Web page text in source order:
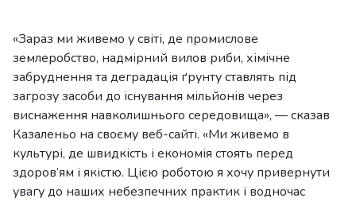
«Зараз ми живемо у світі, де промислове
землеробство, надмірний вилов риби, хімічне
забруднення та деградація ґрунту ставлять під
загрозу засоби до існування мільйонів через
виснаження навколишнього середовища», — сказав
Казаленьо на своєму веб-сайті. «Ми живемо в
культурі, де швидкість і економія стоять перед
здоров’ям і якістю. Цією роботою я хочу привернути
увагу до наших небезпечних практик і водночас